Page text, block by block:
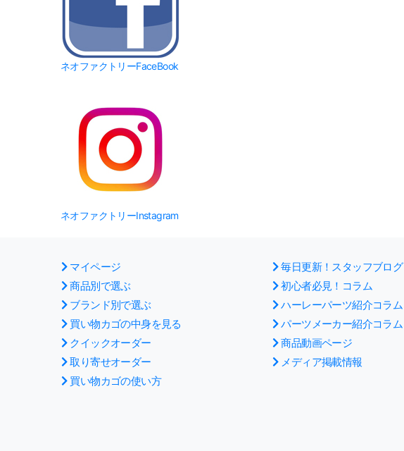
ネオファクトリーFaceBook
ネオファクトリーInstagram
マイページ
商品別で選ぶ
ブランド別で選ぶ
買い物カゴの中身を見る
クイックオーダー
取り寄せオーダー
買い物カゴの使い方
毎日更新！スタッフブログ
初心者必見！コラム
ハーレーパーツ紹介コラム
パーツメーカー紹介コラム
商品動画ページ
メディア掲載情報